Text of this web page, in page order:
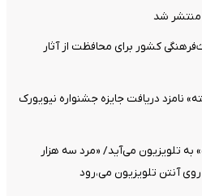
منتشر شد
کشور برای محافظت از آثار
نامزد دریافت جایزه جشنواره نیویورک
پژمان جمشیدی با «زیرخاکی ۵» به تلویزیون می‌آید/ «مرد سه هزار
آنتن تلویزیون می‌،رود